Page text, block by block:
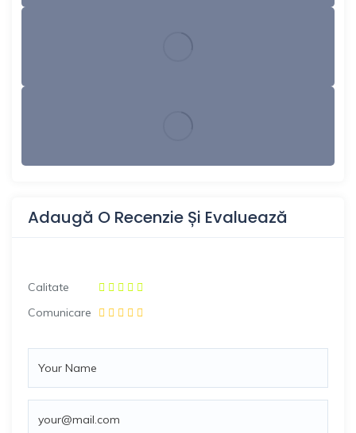
Adaugă O Recenzie Și Evaluează
Calitate
Comunicare